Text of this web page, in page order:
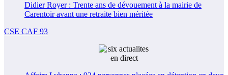
Didier Royer : Trente ans de dévouement à la mairie de
Carentoir avant une retraite bien méritée
CSE CAF 93